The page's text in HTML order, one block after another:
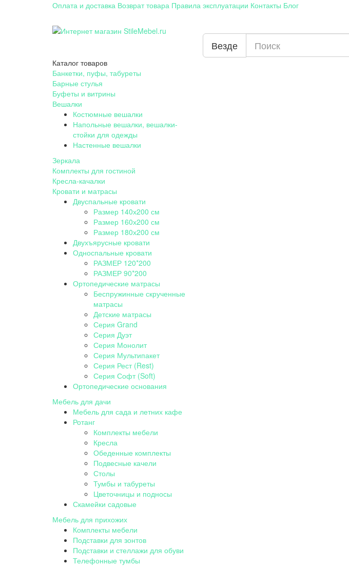
Оплата и доставка Возврат товара Правила эксплуатации Контакты Блог
Везде
Каталог товаров
Банкетки, пуфы, табуреты
Барные стулья
Буфеты и витрины
Вешалки
Костюмные вешалки
Напольные вешалки, вешалки-
стойки для одежды
Настенные вешалки
Зеркала
Комплекты для гостиной
Кресла-качалки
Кровати и матрасы
Двуспальные кровати
Размер 140х200 см
Размер 160х200 см
Размер 180х200 см
Двухъярусные кровати
Односпальные кровати
РАЗМЕР 120*200
РАЗМЕР 90*200
Ортопедические матрасы
Беспружинные скрученные
матрасы
Детские матрасы
Серия Grand
Серия Дуэт
Серия Монолит
Серия Мультипакет
Серия Рест (Rest)
Серия Софт (Soft)
Ортопедические основания
Мебель для дачи
Мебель для сада и летних кафе
Ротанг
Комплекты мебели
Кресла
Обеденные комплекты
Подвесные качели
Столы
Тумбы и табуреты
Цветочницы и подносы
Скамейки садовые
Мебель для прихожих
Комплекты мебели
Подставки для зонтов
Подставки и стеллажи для обуви
Телефонные тумбы